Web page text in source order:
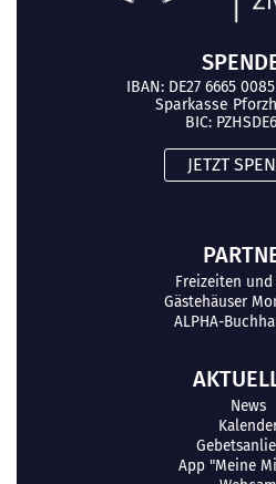
IBAN: DE27 6665
Sparkasse
BIC:
JETZT
Freizeiten und
Gästehäuser
ALPHA-
News
App "Meine